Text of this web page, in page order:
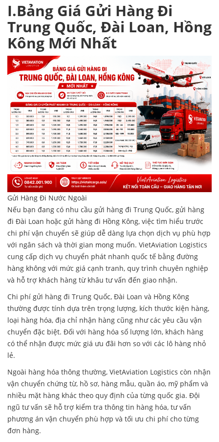
I.Bảng Giá Gửi Hàng Đi
Trung Quốc, Đài Loan, Hồng
Kông Mới Nhất
Gửi Hàng Đi Nước Ngoài
Nếu bạn đang có nhu cầu gửi hàng đi Trung Quốc, gửi hàng
đi Đài Loan hoặc gửi hàng đi Hồng Kông, việc tìm hiểu trước
chi phí vận chuyển sẽ giúp dễ dàng lựa chọn dịch vụ phù hợp
với ngân sách và thời gian mong muốn. VietAviation Logistics
cung cấp dịch vụ chuyển phát nhanh quốc tế bằng đường
hàng không với mức giá cạnh tranh, quy trình chuyên nghiệp
và hỗ trợ khách hàng từ khâu tư vấn đến giao nhận.
Chi phí gửi hàng đi Trung Quốc, Đài Loan và Hồng Kông
thường được tính dựa trên trọng lượng, kích thước kiện hàng,
loại hàng hóa, địa chỉ nhận hàng cũng như các yêu cầu vận
chuyển đặc biệt. Đối với hàng hóa số lượng lớn, khách hàng
có thể nhận được mức giá ưu đãi hơn so với các lô hàng nhỏ
lẻ.
Ngoài hàng hóa thông thường, VietAviation Logistics còn nhận
vận chuyển chứng từ, hồ sơ, hàng mẫu, quần áo, mỹ phẩm và
nhiều mặt hàng khác theo quy định của từng quốc gia. Đội
ngũ tư vấn sẽ hỗ trợ kiểm tra thông tin hàng hóa, tư vấn
phương án vận chuyển phù hợp và tối ưu chi phí cho từng
đơn hàng.